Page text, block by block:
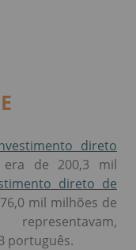
direto
era de 200,3 mil
direto de
mil milhões de
português.